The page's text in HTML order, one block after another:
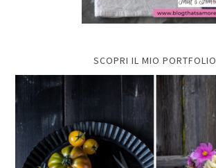
SCOPRI IL MIO PORTFOLIO